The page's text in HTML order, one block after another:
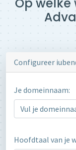
Configureer
Je domeinnaam:
Hoofdtaal van je